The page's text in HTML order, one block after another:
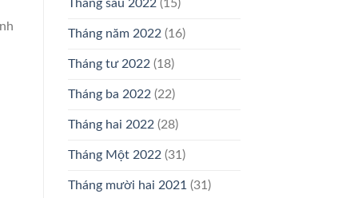
Tháng sáu 2022 (15)
Tháng năm 2022 (16)
Tháng tư 2022 (18)
Tháng ba 2022 (22)
Tháng hai 2022 (28)
Tháng Một 2022 (31)
Tháng mười hai 2021 (31)